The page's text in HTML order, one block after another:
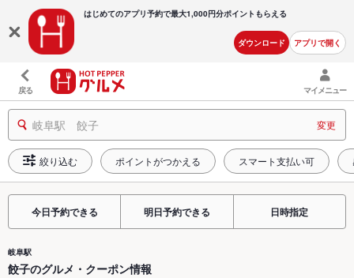
はじめてのアプリ予約で最大1,000円分ポイントもらえる
ダウンロード アプリで開く
戻る マイメニュー
岐阜駅 餃子 変更
絞り込む ポイントがつかえる スマート支払い可
今日予約できる 明日予約できる 日時指定
岐阜駅
餃子のグルメ・クーポン情報